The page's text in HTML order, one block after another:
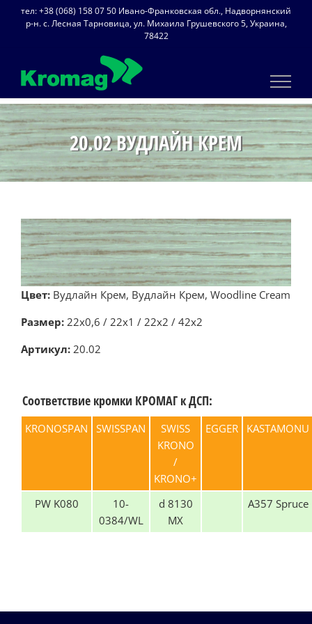
тел: +38 (068) 158 07 50 Ивано-Франковская обл., Надворнянский
р-н. с. Лесная Тарновица, ул. Михаила Грушевского 5, Украина,
78422
20.02 ВУДЛАЙН КРЕМ
Цвет: Вудлайн Крем, Вудлайн Крем, Woodline Cream
Размер: 22х0,6 / 22х1 / 22х2 / 42х2
Артикул: 20.02
Соответствие кромки КРОМАГ к ДСП:
KRONOSPAN SWISSPAN
SWISS
KRONO
/
KRONO+
EGGER KASTAMONU
PW K080
10-
0384/WL
d 8130
MX
A357 Spruce